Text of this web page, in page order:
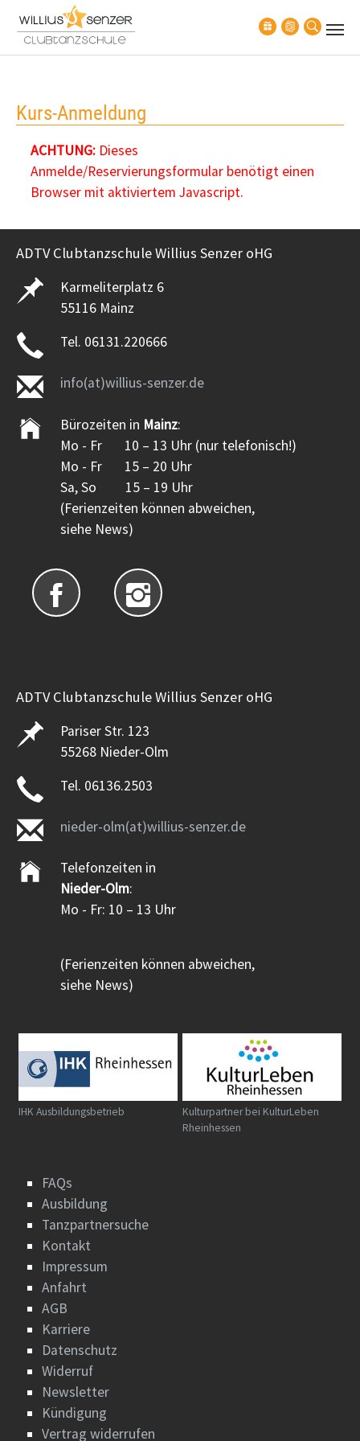
Zum Hauptinhalt springen
Kurs-Anmeldung
ACHTUNG:Dieses
Anmelde/Reservierungsformular benötigt einen
Browser mit aktiviertem Javascript.
ADTV Clubtanzschule Willius Senzer oHG
Karmeliterplatz 6
55116 Mainz
Tel. 06131.220666
info(at)willius-senzer.de
Bürozeiten in Mainz:
Mo - Fr 10 – 13 Uhr (nur telefonisch!)
Mo - Fr 15 – 20 Uhr
Sa, So 15 – 19 Uhr
(Ferienzeiten können abweichen,
siehe News)
ADTV Clubtanzschule Willius Senzer oHG
Pariser Str. 123
55268 Nieder-Olm
Tel. 06136.2503
nieder-olm(at)willius-senzer.de
Telefonzeiten in
Nieder-Olm:
Mo - Fr: 10 – 13 Uhr
(Ferienzeiten können abweichen,
siehe News)
IHK Ausbildungsbetrieb
Kulturpartner bei KulturLeben
Rheinhessen
FAQs
Ausbildung
Tanzpartnersuche
Kontakt
Impressum
Anfahrt
AGB
Karriere
Datenschutz
Widerruf
Newsletter
Kündigung
Vertrag widerrufen